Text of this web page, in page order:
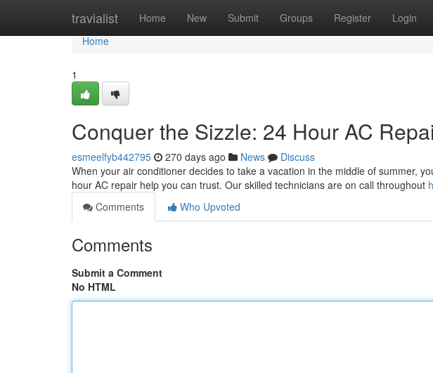
travialist Home New Submit Groups Register Login
Home
Home
1
Conquer the Sizzle: 24 Hour AC
esmeelfyb442795 270 days ago News
Discuss
When your air conditioner decides to take a vacation in the middle of summer,
hour AC repair help you can trust. Our skilled technicians are on call throughout
Comments
Who Upvoted
Comments
Submit a Comment
No HTML